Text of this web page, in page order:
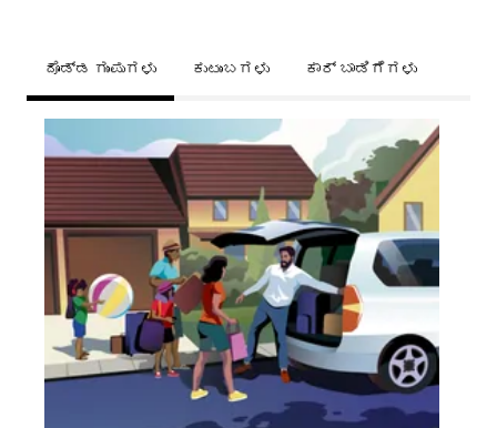
ದೊಡ್ಡ ಗುಂಪುಗಳು ಕುಟುಂಬಗಳು ಕಾರ್ ಬಾಡಿಗೆಗಳು